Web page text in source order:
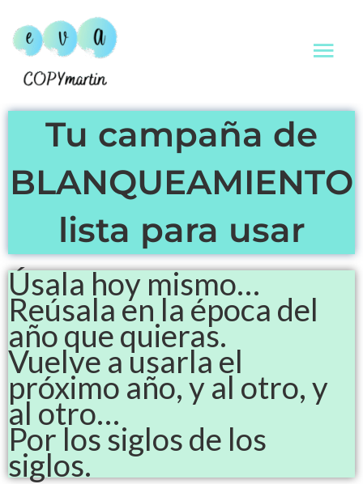
contenido
Tu campaña de
BLANQUEAMIENTO
lista para usar
Úsala hoy mismo…
Reúsala en la época del
año que quieras.
Vuelve a usarla el
próximo año, y al otro, y
al otro…
Por los siglos de los
siglos.